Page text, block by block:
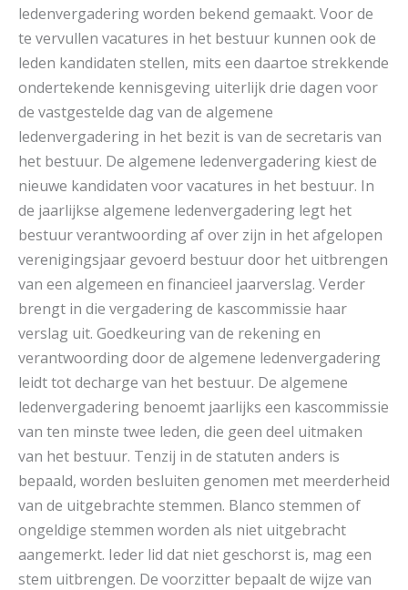
ledenvergadering worden bekend gemaakt. Voor de
te vervullen vacatures in het bestuur kunnen ook de
leden kandidaten stellen, mits een daartoe strekkende
ondertekende kennisgeving uiterlijk drie dagen voor
de vastgestelde dag van de algemene
ledenvergadering in het bezit is van de secretaris van
het bestuur. De algemene ledenvergadering kiest de
nieuwe kandidaten voor vacatures in het bestuur. In
de jaarlijkse algemene ledenvergadering legt het
bestuur verantwoording af over zijn in het afgelopen
verenigingsjaar gevoerd bestuur door het uitbrengen
van een algemeen en financieel jaarverslag. Verder
brengt in die vergadering de kascommissie haar
verslag uit. Goedkeuring van de rekening en
verantwoording door de algemene ledenvergadering
leidt tot decharge van het bestuur. De algemene
ledenvergadering benoemt jaarlijks een kascommissie
van ten minste twee leden, die geen deel uitmaken
van het bestuur. Tenzij in de statuten anders is
bepaald, worden besluiten genomen met meerderheid
van de uitgebrachte stemmen. Blanco stemmen of
ongeldige stemmen worden als niet uitgebracht
aangemerkt. Ieder lid dat niet geschorst is, mag een
stem uitbrengen. De voorzitter bepaalt de wijze van